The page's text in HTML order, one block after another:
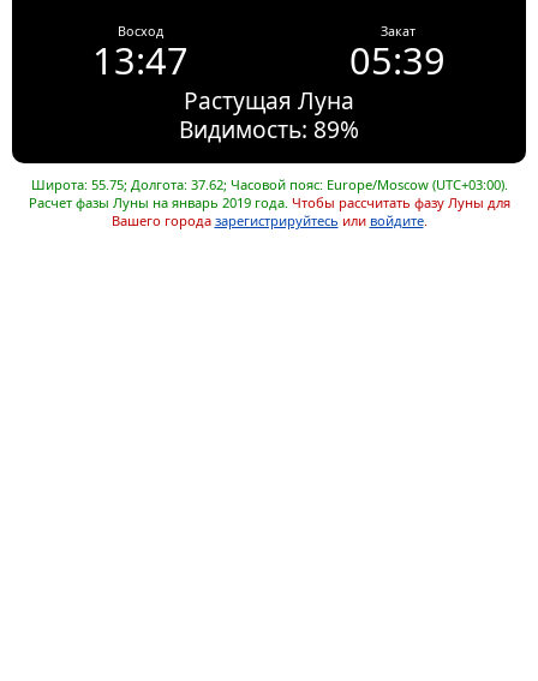
Восход
13:47
Закат
05:39
Растущая Луна
Видимость: 89%
Широта: 55.75; Долгота: 37.62; Часовой пояс: Europe/Moscow (UTC+03:00).
Расчет фазы Луны на январь 2019 года. Чтобы рассчитать фазу Луны для
Вашего города зарегистрируйтесь или войдите.